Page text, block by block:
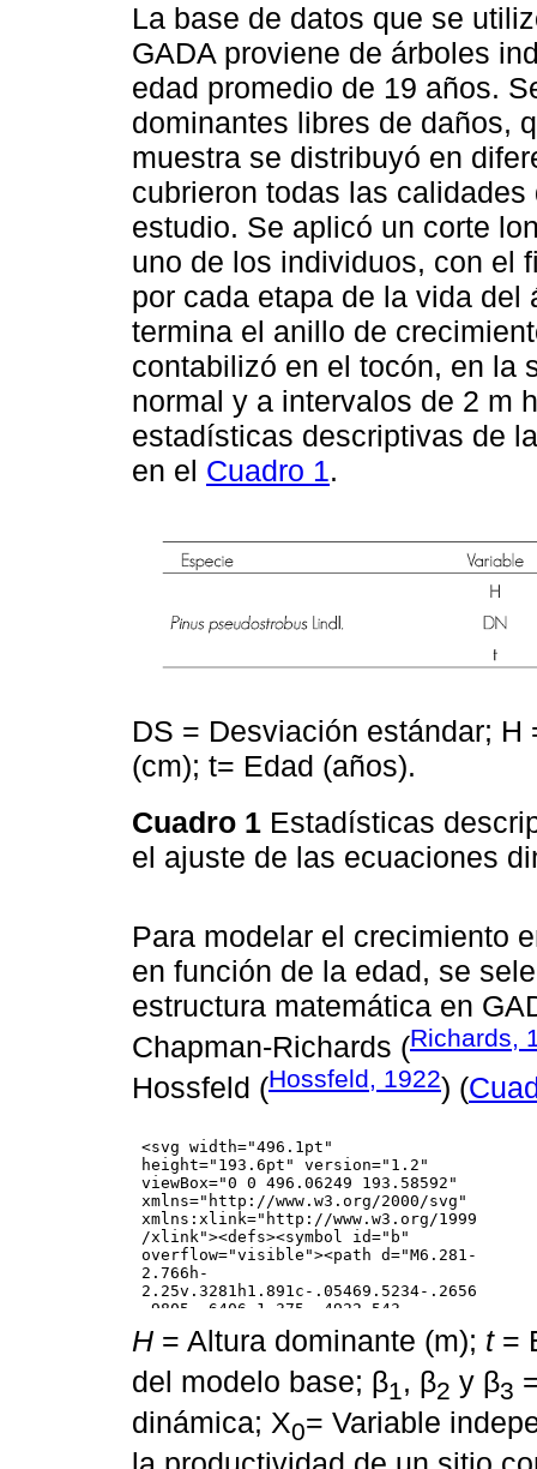
La base de datos que se
GADA proviene de árboles
edad promedio de 19 años.
dominantes libres de daños,
muestra se distribuyó en
cubrieron todas las
estudio. Se aplicó un corte
uno de los individuos, con el
por cada etapa de la vida
termina el anillo de
contabilizó en el tocón, en la
normal y a intervalos de 2 m
estadísticas descriptivas de
en el Cuadro 1.
DS = Desviación estándar;
(cm); t= Edad (años).
Cuadro 1 Estadísticas
el ajuste de las ecuaciones
Para modelar el crecimiento
en función de la edad, se
estructura matemática en
Chapman-Richards (Richards,
Hossfeld (Hossfeld, 1922) (
H = Altura dominante (m); t=
del modelo base; β1, β2 y β3
dinámica; X0= Variable